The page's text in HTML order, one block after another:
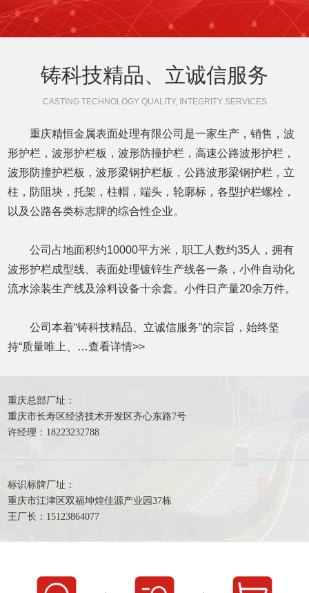
铸科技精品、立诚信服务
CASTING TECHNOLOGY QUALITY, INTEGRITY SERVICES
重庆精恒金属表面处理有限公司是一家生产，销售，波
形护栏，波形护栏板，波形防撞护栏，高速公路波形护栏，
波形防撞护栏板，波形梁钢护栏板，公路波形梁钢护栏，立
柱，防阻块，托架，柱帽，端头，轮廓标，各型护栏螺栓，
以及公路各类标志牌的综合性企业。
公司占地面积约10000平方米，职工人数约35人，拥有
波形护栏成型线、表面处理镀锌生产线各一条，小件自动化
流水涂装生产线及涂料设备十余套。小件日产量20余万件。
公司本着“铸科技精品、立诚信服务”的宗旨，始终坚
持“质量唯上、…查看详情>>
重庆总部厂址：
重庆市长寿区经济技术开发区齐心东路7号
许经理：18223232788
标识标牌厂址：
重庆市江津区双福坤煌佳源产业园37栋
王厂长：15123864077